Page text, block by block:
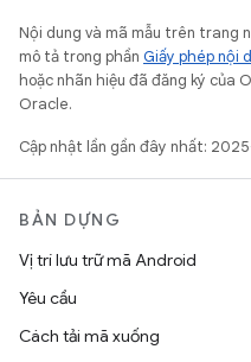
Nội dung và mã mẫu trên trang
mô tả trong phần Giấy phép nội
hoặc nhãn hiệu đã đăng ký của
Oracle.
Cập nhật lần gần đây nhất:
BẢN DỰNG
Vị trí lưu trữ mã Android
Yêu cầu
Cách tải mã xuống